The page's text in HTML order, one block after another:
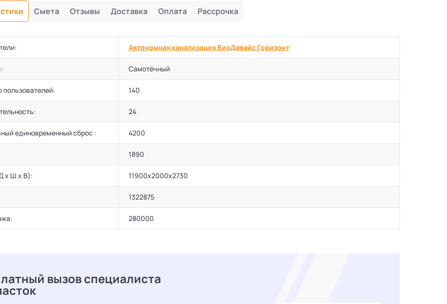
Смета Отзывы Доставка Оплата Рассрочка
Автономная канализация БиоДевaйс Горизонт
Самотёчный
пользователей: 140
24
единовременный сброс : 4200
1890
х Ш х В): 11900х2000х2730
1322875
280000
вызов специалиста